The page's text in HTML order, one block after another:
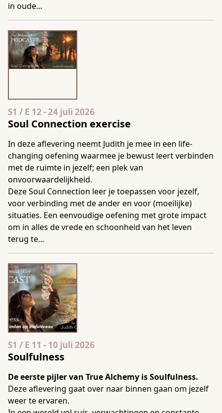
in oude...
Soul Connection exercise
Seizoen 1 Aflevering 12
S1 / E 12 -24 juli 2026
In deze aflevering neemt Judith je mee in een life-
changing oefening waarmee je bewust leert verbinden
met de ruimte in jezelf; een plek van
onvoorwaardelijkheid.
Deze Soul Connection leer je toepassen voor jezelf,
voor verbinding met de ander en voor (moeilijke)
situaties. Een eenvoudige oefening met grote impact
om in alles de vrede en schoonheid van het leven
terug te...
Soulfulness
Seizoen 1 Aflevering 11
S1 / E 11 - 10 juli 2026
De eerste pijler van True Alchemy is Soulfulness.
Deze aflevering gaat over naar binnen gaan om jezelf
weer te ervaren.